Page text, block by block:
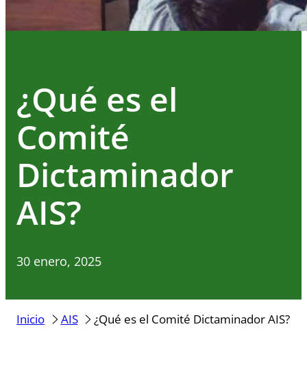
¿Qué es el
Comité
Dictaminador
AIS?
30 enero, 2025
Inicio AIS ¿Qué es el Comité Dictaminador AIS?